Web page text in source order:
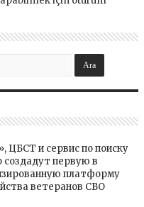
ЦБСТ и сервис по поиску
создадут первую в
платформу
ветеранов СВО